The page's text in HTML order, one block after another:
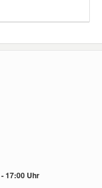
17:00 Uhr